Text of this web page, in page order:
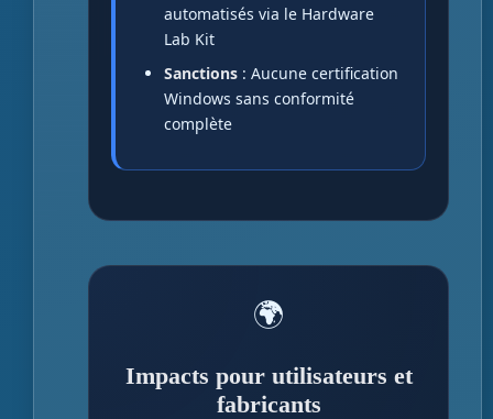
automatisés via le Hardware
Lab Kit
Sanctions : Aucune certification
Windows sans conformité
complète
🌍
Impacts pour utilisateurs et
fabricants